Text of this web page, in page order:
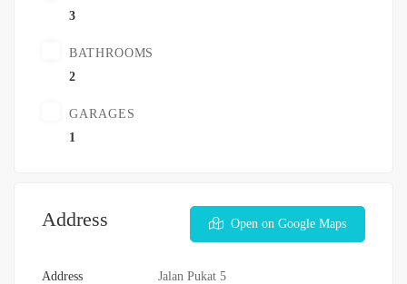
3
BATHROOMS
2
GARAGES
1
Address Open on Google Maps
Address Jalan Pukat 5